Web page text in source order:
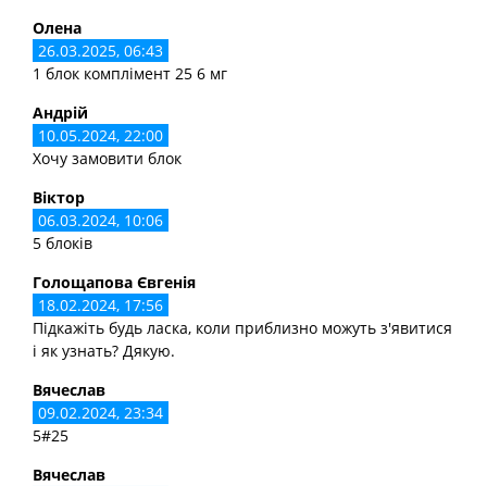
Олена
26.03.2025, 06:43
1 блок комплімент 25 6 мг
Андрій
10.05.2024, 22:00
Хочу замовити блок
Віктор
06.03.2024, 10:06
5 блоків
Голощапова Євгенія
18.02.2024, 17:56
Підкажіть будь ласка, коли приблизно можуть з'явитися
і як узнать? Дякую.
Вячеслав
09.02.2024, 23:34
5#25
Вячеслав